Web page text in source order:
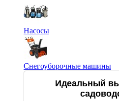
Насосы
Снегоуборочные машины
Идеальный